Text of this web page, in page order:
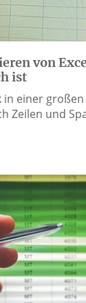
von
ist
einer
Zeilen und